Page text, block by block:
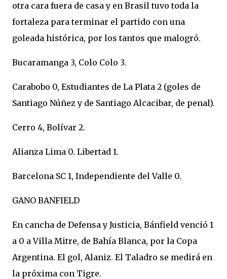
otra cara fuera de casa y en Brasil tuvo toda la
fortaleza para terminar el partido con una
goleada histórica, por los tantos que malogró.
Bucaramanga 3, Colo Colo 3.
Carabobo 0, Estudiantes de La Plata 2 (goles de
Santiago Núñez y de Santiago Alcacibar, de penal).
Cerro 4, Bolívar 2.
Alianza Lima 0. Libertad 1.
Barcelona SC 1, Independiente del Valle 0.
GANO BANFIELD
En cancha de Defensa y Justicia, Bánfield venció 1
a 0 a Villa Mitre, de Bahía Blanca, por la Copa
Argentina. El gol, Alaniz. El Taladro se medirá en
la próxima con Tigre.